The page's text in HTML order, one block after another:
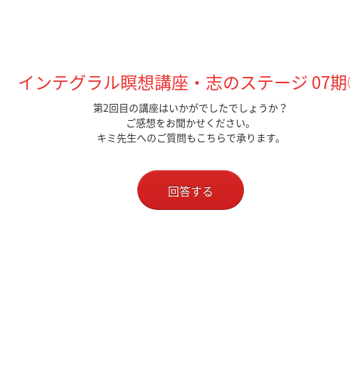
インテグラル瞑想講座・志のステージ 07
第2回目の講座はいかがでしたでしょうか？
ご感想をお聞かせください。
キミ先生へのご質問もこちらで承ります。
回答する